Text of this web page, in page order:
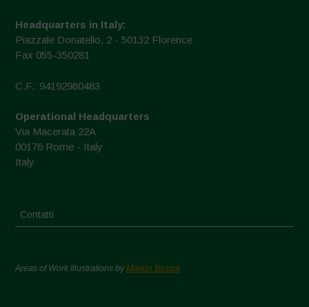
Headquarters in Italy:
Piazzale Donatello, 2 - 50132 Florence
Fax 055-350281
C.F.: 94192980483
Operational Headquarters
Via Macerata 22A
00176 Rome - Italy
Italy
Contatti
Areas of Work Illustrations byMarion Bessol